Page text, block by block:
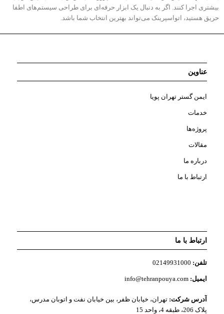
بیشتری اجرا کنند. اگر به دنبال یک ابزار حرفه‌ای برای طراحی سیستم‌های اطفا
حریق هستید، اتواسپرینک می‌تواند بهترین انتخاب شما باشد.
عناوین
ایمن گستر تهران پویا
خدمات
پروژه‌ها
مقالات
درباره ما
ارتباط با ما
ارتباط با ما
تلفن: 02149931000
ایمیل: info@tehranpouya.com
آدرس شرکت: تهران، خیابان ظفر، بین خیابان نفت و اتوبان مدرس،
پلاک 206، طبقه 4، واحد 15